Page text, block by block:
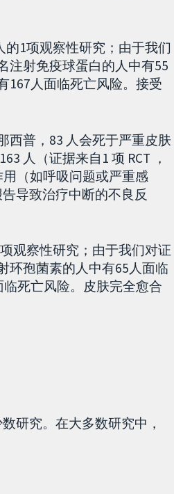
1项观察性研究；由于我们
注射免疫球蛋白的人中有55
167人面临死亡风险。接受
西普，83 人会死于严重皮肤
人（证据来自1 项 RCT ，
（如呼吸问题或严重感
导致治疗中断的不良反
观察性研究；由于我们对证
环孢菌素的人中有65人面临
死亡风险。皮肤完全愈合
研究。在大多数研究中，